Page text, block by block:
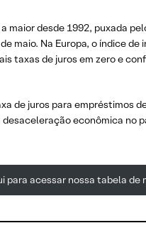
maior desde 1992, puxada
maio. Na Europa, o índice
taxas de juros em zero e
de juros para empréstimos
econômica
para acessar nossa tabela de